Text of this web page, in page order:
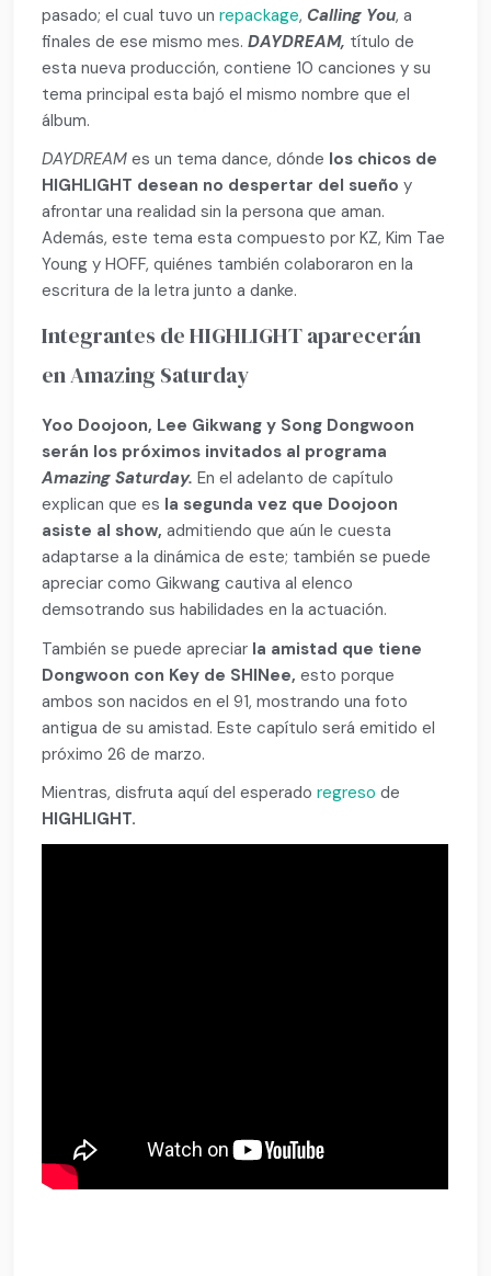
pasado; el cual tuvo unrepackage, Calling You, a
finales de ese mismo mes.DAYDREAM, título de
esta nueva producción, contiene 10 canciones y su
tema principal esta bajó el mismo nombre que el
álbum.
DAYDREAMes un tema dance, dónde los chicos de
HIGHLIGHT desean no despertar del sueño y
afrontar una realidad sin la persona que aman.
Además, este tema esta compuesto por KZ, Kim Tae
Young y HOFF, quiénes también colaboraron en la
escritura de la letra junto a danke.
Integrantes de HIGHLIGHT aparecerán
en Amazing Saturday
Yoo Doojoon, Lee Gikwang y Song Dongwoon
serán los próximos invitados al programa
Amazing Saturday. En el adelanto de capítulo
explican que es la segunda vez que Doojoon
asiste al show,admitiendo que aún le cuesta
adaptarse a la dinámica de este; también se puede
apreciar como Gikwang cautiva al elenco
demsotrando sus habilidades en la actuación.
También se puede apreciar la amistad que tiene
Dongwoon con Key de SHINee,esto porque
ambos son nacidos en el 91, mostrando una foto
antigua de su amistad. Este capítulo será emitido el
próximo 26 de marzo.
Mientras, disfruta aquí del esperadoregreso de
HIGHLIGHT.